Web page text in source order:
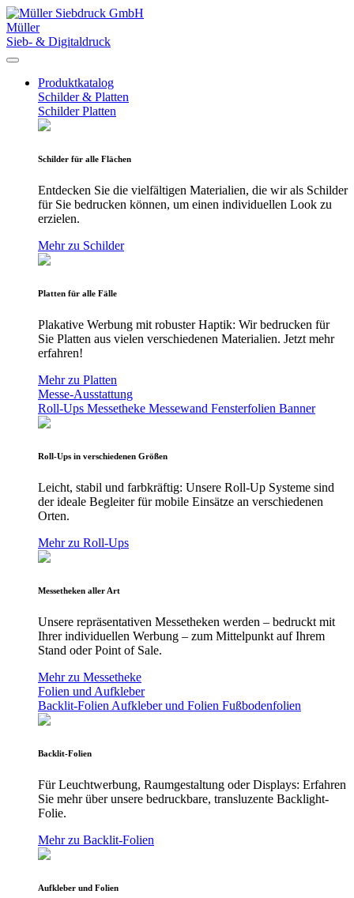
Müller
Sieb- & Digitaldruck
Produktkatalog
Schilder & Platten
SchilderPlatten
Schilder für alle Flächen
Entdecken Sie die vielfältigen Materialien, die wir als Schilder
für Sie bedrucken können, um einen individuellen Look zu
erzielen.
Mehr zu Schilder
Platten für alle Fälle
Plakative Werbung mit robuster Haptik: Wir bedrucken für
Sie Platten aus vielen verschiedenen Materialien. Jetzt mehr
erfahren!
Mehr zu Platten
Messe-Ausstattung
Roll-Ups Messetheke Messewand Fensterfolien Banner
Roll-Ups in verschiedenen Größen
Leicht, stabil und farbkräftig: Unsere Roll-Up Systeme sind
der ideale Begleiter für mobile Einsätze an verschiedenen
Orten.
Mehr zu Roll-Ups
Messetheken aller Art
Unsere repräsentativen Messetheken werden – bedruckt mit
Ihrer individuellen Werbung – zum Mittelpunkt auf Ihrem
Stand oder Point of Sale.
Mehr zu Messetheke
Folien und Aufkleber
Backlit-Folien Aufkleber und Folien Fußbodenfolien
Backlit-Folien
Für Leuchtwerbung, Raumgestaltung oder Displays: Erfahren
Sie mehr über unsere bedruckbare, transluzente Backlight-
Folie.
Mehr zu Backlit-Folien
Aufkleber und Folien